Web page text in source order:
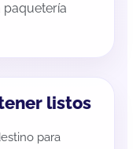
paquetería
listos
para